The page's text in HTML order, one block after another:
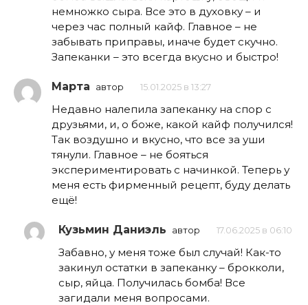
немножко сыра. Все это в духовку – и
через час полный кайф. Главное – не
забывать приправы, иначе будет скучно.
Запеканки – это всегда вкусно и быстро!
Марта автор 15.01.2025 в 13:27
Недавно налепила запеканку на спор с
друзьями, и, о боже, какой кайф получился!
Так воздушно и вкусно, что все за уши
тянули. Главное – не бояться
экспериментировать с начинкой. Теперь у
меня есть фирменный рецепт, буду делать
ещё!
Кузьмин Даниэль автор 17.06.2025 в 06:10
Забавно, у меня тоже был случай! Как-то
закинул остатки в запеканку – брокколи,
сыр, яйца. Получилась бомба! Все
загидали меня вопросами.